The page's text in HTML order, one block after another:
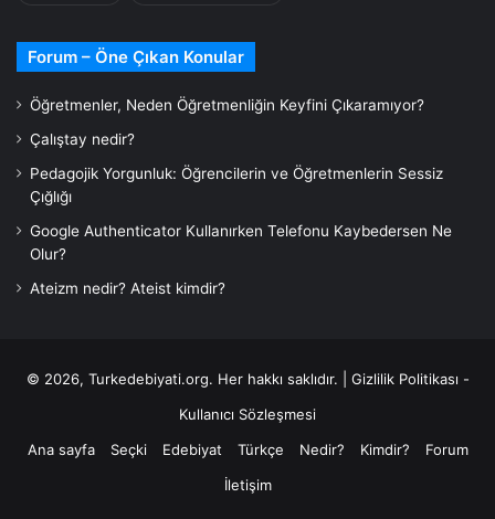
Forum – Öne Çıkan Konular
Öğretmenler, Neden Öğretmenliğin Keyfini Çıkaramıyor?
Çalıştay nedir?
Pedagojik Yorgunluk: Öğrencilerin ve Öğretmenlerin Sessiz
Çığlığı
Google Authenticator Kullanırken Telefonu Kaybedersen Ne
Olur?
Ateizm nedir? Ateist kimdir?
© 2026, Turkedebiyati.org. Her hakkı saklıdır. | Gizlilik Politikası -
Kullanıcı Sözleşmesi
Ana sayfa
Seçki Edebiyat Türkçe Nedir? Kimdir?
Forum
İletişim